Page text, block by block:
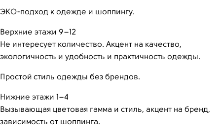
ЭКО-подход к одежде и шоппингу.
Верхние этажи 9–12
Не интересует количество. Акцент на качество,
экологичность и удобность и практичность одежды.
Простой стиль одежды без брендов.
Нижние этажи 1–4
Вызывающая цветовая гамма и стиль, акцент на бренд,
зависимость от шоппинга.